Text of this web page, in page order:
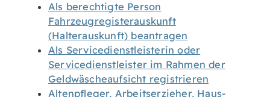
Als berechtigte Person
Fahrzeugregisterauskunft
(Halterauskunft) beantragen
Als Servicedienstleisterin oder
Servicedienstleister im Rahmen der
Geldwäscheaufsicht registrieren
Altenpfleger, Arbeitserzieher, Haus-